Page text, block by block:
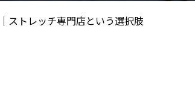
ストレッチ専門店という選択肢